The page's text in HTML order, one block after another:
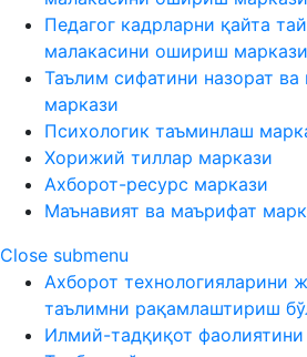
Педагог кадрларни қайта
малакасини ошириш маркази
Таълим сифатини назорат
маркази
Психологик таъминлаш
Хорижий тиллар маркази
Ахборот-ресурс маркази
Маънавият ва маърифат
Close submenu
Ахборот технологияларини
таълимни рақамлаштириш
Илмий-тадқиқот